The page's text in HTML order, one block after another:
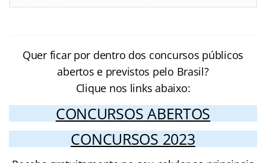
Quer ficar por dentro dos concursos públicos
abertos e previstos pelo Brasil?
Clique nos links abaixo:
CONCURSOS ABERTOS
CONCURSOS 2023